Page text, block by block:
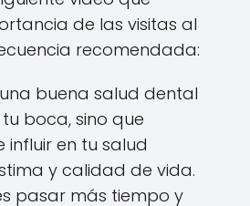
de las visitas al
recomendada:
buena salud dental
boca, sino que
en tu salud
y calidad de vida.
pasar más tiempo y